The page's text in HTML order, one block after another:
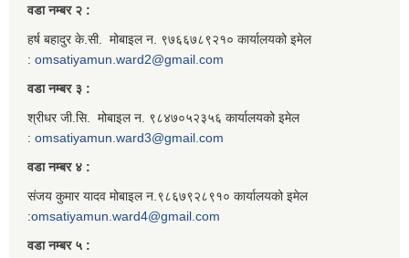
वडा नम्बर २ :
हर्ष बहादुर के.सी. मोबाइल न. ९७६६७८९२१० कार्यालयको इमेल
: omsatiyamun.ward2@gmail.com
वडा नम्बर ३ :
श्रीधर जी.सि. मोबाइल न. ९८४७०५२३५६ कार्यालयको इमेल
: omsatiyamun.ward3@gmail.com
वडा नम्बर ४ :
संजय कुमार यादव मोबाइल न.९८६७९२८९१० कार्यालयको इमेल
:omsatiyamun.ward4@gmail.com
वडा नम्बर ५ :